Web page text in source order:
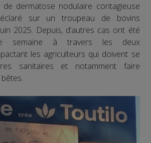
dermatose nodulaire contagieuse
sur un troupeau de bovins
2025. Depuis, d’autres cas ont été
semaine à travers les deux
les agriculteurs qui doivent se
sanitaires et notamment faire